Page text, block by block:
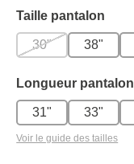
Taille pantalon
30" 38"
Longueur pantalon
31" 33"
Voir le guide des tailles